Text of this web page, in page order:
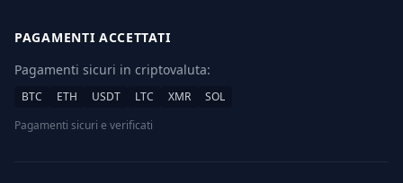
PAGAMENTI ACCETTATI
Pagamenti sicuri in criptovaluta:
BTC ETH USDT LTC XMR
SOL
Pagamenti sicuri e verificati